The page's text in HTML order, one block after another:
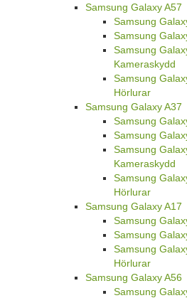
Samsung Galaxy A57
Samsung
Samsung
Samsung
Kameraskydd
Samsung
Hörlurar
Samsung Galaxy A37
Samsung
Samsung
Samsung
Kameraskydd
Samsung
Hörlurar
Samsung Galaxy A17
Samsung
Samsung
Samsung
Hörlurar
Samsung Galaxy A56
Samsung